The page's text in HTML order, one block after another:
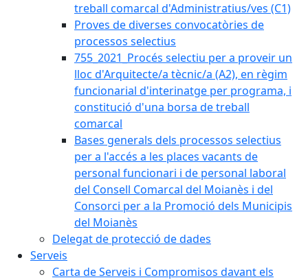
treball comarcal d'Administratius/ves (C1)
Proves de diverses convocatòries de
processos selectius
755_2021_Procés selectiu per a proveir un
lloc d'Arquitecte/a tècnic/a (A2), en règim
funcionarial d'interinatge per programa, i
constitució d'una borsa de treball
comarcal
Bases generals dels processos selectius
per a l'accés a les places vacants de
personal funcionari i de personal laboral
del Consell Comarcal del Moianès i del
Consorci per a la Promoció dels Municipis
del Moianès
Delegat de protecció de dades
Serveis
Carta de Serveis i Compromisos davant els